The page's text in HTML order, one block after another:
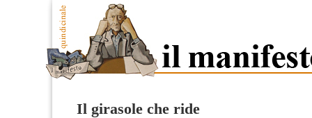
Il girasole che ride